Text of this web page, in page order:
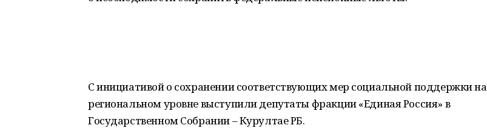
С инициативой о сохранении соответствующих мер социальной поддержки на
региональном уровне выступили депутаты фракции «Единая Россия» в
Государственном Собрании – Курултае РБ.